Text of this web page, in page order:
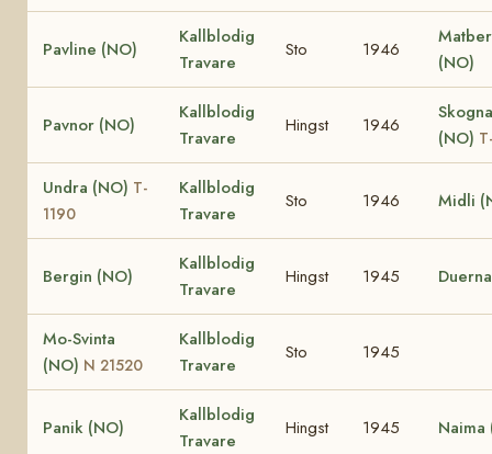
Pavline (NO)
Kallblodig
Travare
Sto 1946
(NO)
Pavnor (NO)
Kallblodig
Travare
Hingst 1946
(NO)
Undra (NO) T-
1190
Kallblodig
Travare
Sto 1946 Midli
Bergin (NO)
Kallblodig
Travare
Hingst 1945
Mo-Svinta
(NO) N 21520
Kallblodig
Travare
Sto 1945
Panik (NO)
Kallblodig
Travare
Hingst 1945 Naima